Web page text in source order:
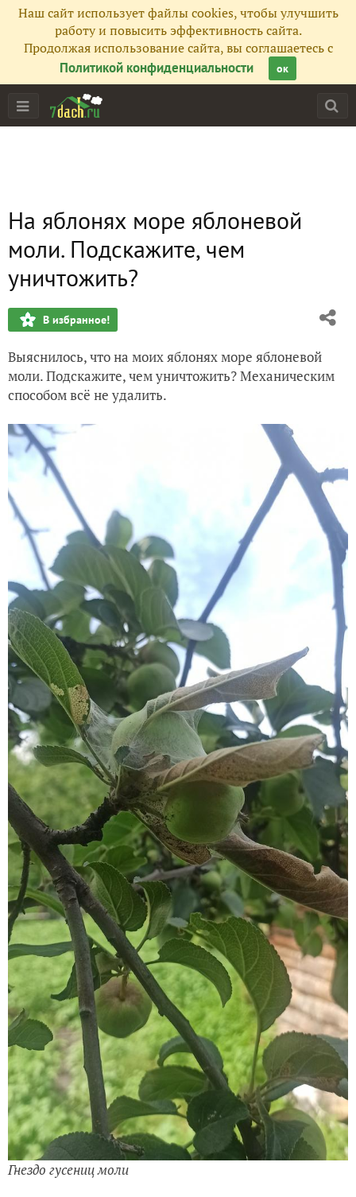
Наш сайт использует файлы cookies, чтобы улучшить
работу и повысить эффективность сайта.
Продолжая использование сайта, вы соглашаетесь с
Политикой конфиденциальности
ок
На яблонях море яблоневой
моли. Подскажите, чем
уничтожить?
В избранное!
Выяснилось, что на моих яблонях море яблоневой
моли. Подскажите, чем уничтожить? Механическим
способом всё не удалить.
Гнездо гусениц моли